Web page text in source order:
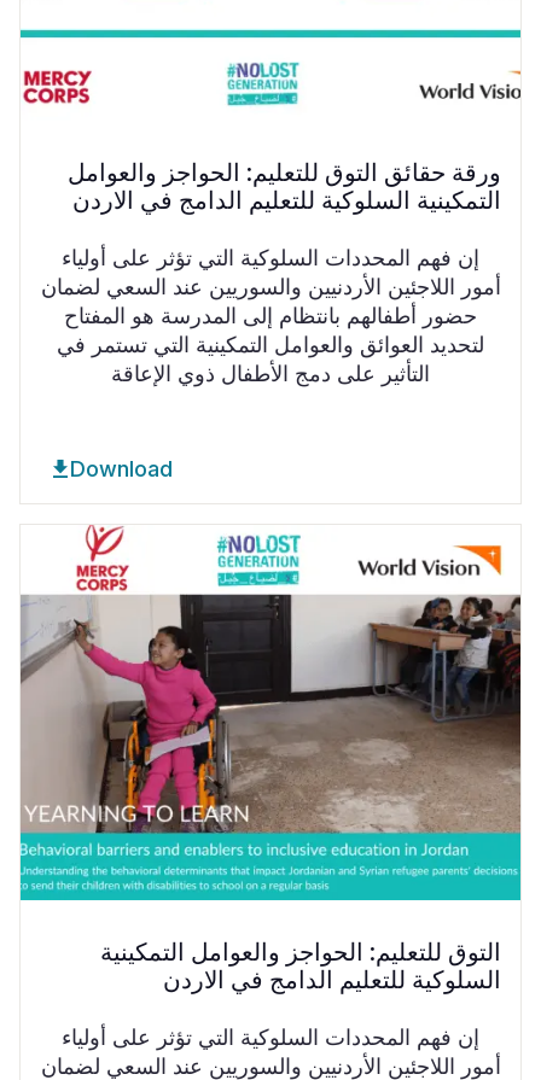
ورقة حقائق التوق للتعليم: الحواجز والعوامل
التمكينية السلوكية للتعليم الدامج في الاردن
إن فهم المحددات السلوكية التي تؤثر على أولياء
أمور اللاجئين الأردنيين والسوريين عند السعي لضمان
حضور أطفالهم بانتظام إلى المدرسة هو المفتاح
لتحديد العوائق والعوامل التمكينية التي تستمر في
التأثير على دمج الأطفال ذوي الإعاقة
Download
التوق للتعليم: الحواجز والعوامل التمكينية
السلوكية للتعليم الدامج في الاردن
إن فهم المحددات السلوكية التي تؤثر على أولياء
أمور اللاجئين الأردنيين والسوريين عند السعي لضمان